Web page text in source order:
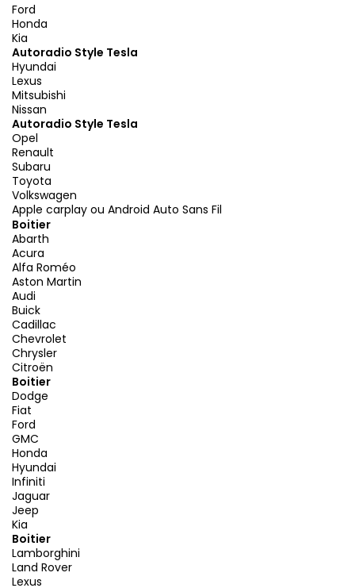
Ford
Honda
Kia
Autoradio Style Tesla
Hyundai
Lexus
Mitsubishi
Nissan
Autoradio Style Tesla
Opel
Renault
Subaru
Toyota
Volkswagen
Apple carplay ou Android Auto Sans Fil
Boitier
Abarth
Acura
Alfa Roméo
Aston Martin
Audi
Buick
Cadillac
Chevrolet
Chrysler
Citroën
Boitier
Dodge
Fiat
Ford
GMC
Honda
Hyundai
Infiniti
Jaguar
Jeep
Kia
Boitier
Lamborghini
Land Rover
Lexus